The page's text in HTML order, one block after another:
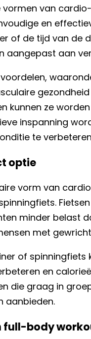
vormen van
en
of de tijd van de
aangepast aan
kunnen ze
inspanning
te
optie
vorm van
minder belast
met
of spinningfiets
en
die graag in
aanbieden.
full-body